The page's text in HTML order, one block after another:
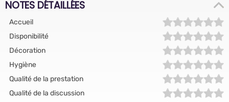
NOTES DÉTAILLÉES
Accueil
Disponibilité
Décoration
Hygiène
Qualité de la prestation
Qualité de la discussion